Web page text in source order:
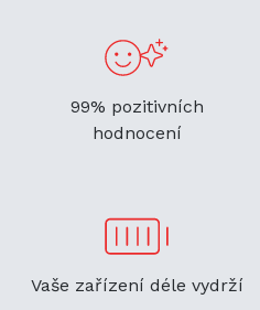
99% pozitivních
hodnocení
Vaše zařízení déle vydrží